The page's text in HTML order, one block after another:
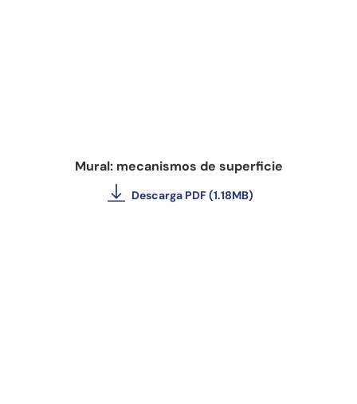
Mural: mecanismos de superficie
Descarga PDF (1.18MB)